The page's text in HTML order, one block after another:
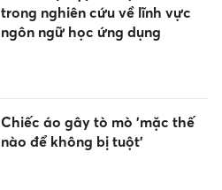
trong nghiên cứu về lĩnh vực
ngôn ngữ học ứng dụng
Chiếc áo gây tò mò 'mặc thế
nào để không bị tuột'